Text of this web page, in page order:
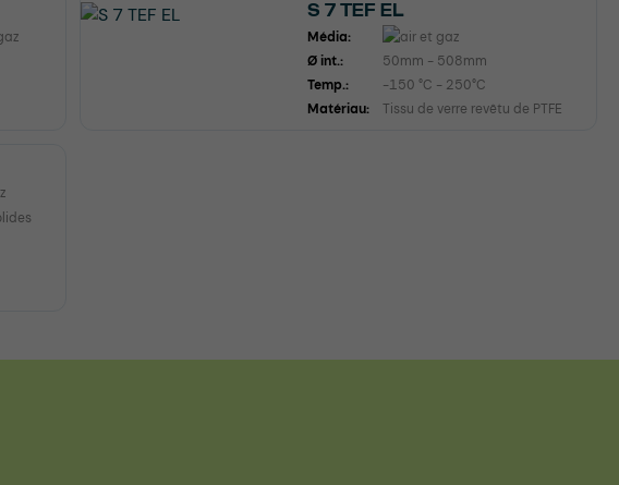
S 7 TEF EL
Média:
Ø int.:
50mm - 508mm
Temp.:
-150 °C - 250°C
Matériau:
Tissu de verre revêtu de PTFE